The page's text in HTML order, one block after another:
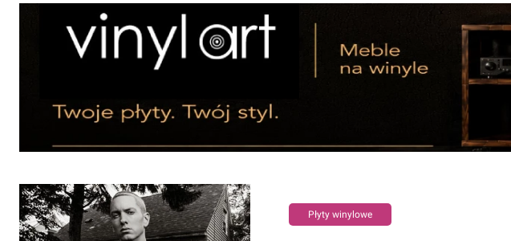
Płyty winylowe